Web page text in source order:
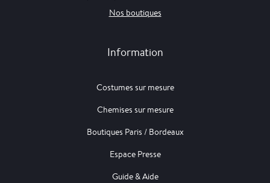
Nos boutiques
Information
Costumes sur mesure
Chemises sur mesure
Boutiques Paris / Bordeaux
Espace Presse
Guide & Aide